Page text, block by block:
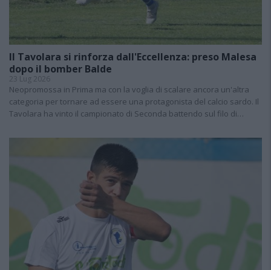
Il Tavolara si rinforza dall'Eccellenza: preso Malesa
dopo il bomber Balde
23 Lug 2026
Neopromossa in Prima ma con la voglia di scalare ancora un'altra
categoria per tornare ad essere una protagonista del calcio sardo. Il
Tavolara ha vinto il campionato di Seconda battendo sul filo di…